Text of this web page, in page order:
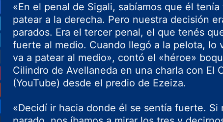
«En el penal de Sigali, sabíamos que él
patear a la derecha. Pero nuestra decisión
parados. Era el tercer penal, el que tenés
fuerte al medio. Cuando llegó a la pelota, lo
va a patear al medio», contó el «héroe»
Cilindro de Avellaneda en una charla con El
(YouTube) desde el predio de Ezeiza.
«Decidí ir hacia donde él se sentía fuerte. Si